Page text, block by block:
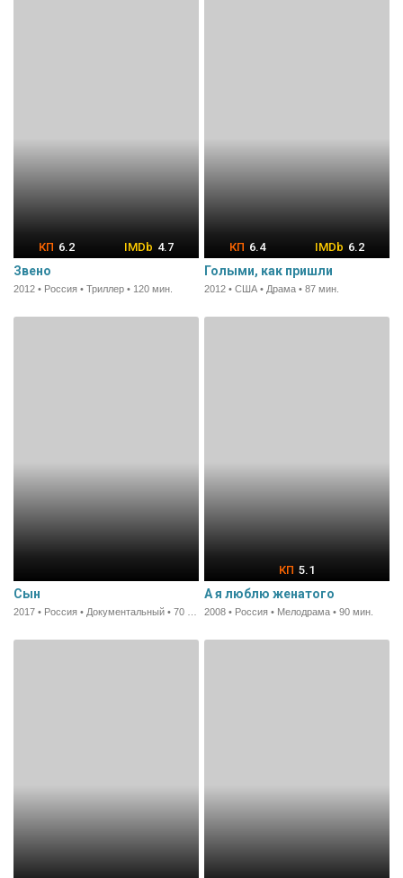
6.2 4.7
Звено
2012 • Россия • Триллер • 120 мин.
6.4 6.2
Голыми, как пришли
2012 • США • Драма • 87 мин.
Сын
5.1
А я люблю женатого
2008 • Россия • Мелодрама • 90 мин.